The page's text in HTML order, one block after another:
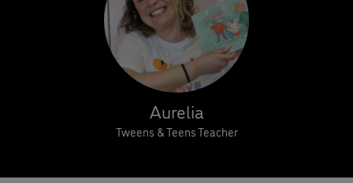
Aurelia
Tweens & Teens Teacher